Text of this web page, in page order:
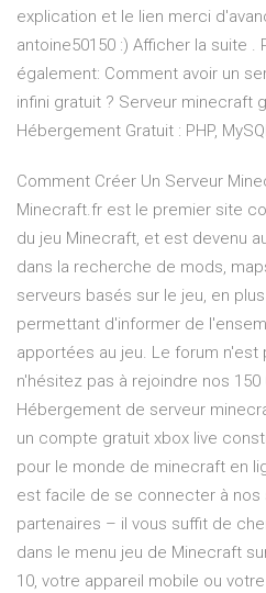
explication et le lien merci
antoine50150 :) Afficher la suite
également: Comment avoir un
infini gratuit ? Serveur minecraft
Hébergement Gratuit : PHP,
Comment Créer Un Serveur
Minecraft.fr est le premier site
du jeu Minecraft, et est devenu
dans la recherche de mods,
serveurs basés sur le jeu, en
permettant d'informer de
apportées au jeu. Le forum n'est
n'hésitez pas à rejoindre nos
Hébergement de serveur
un compte gratuit xbox live
pour le monde de minecraft en
est facile de se connecter à nos
partenaires – il vous suffit de
dans le menu jeu de Minecraft
10, votre appareil mobile ou